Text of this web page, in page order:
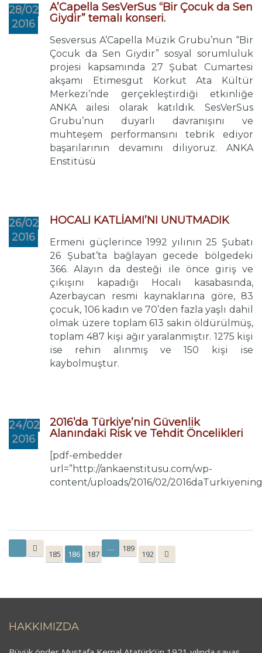
28/02
2016
A’Capella SesVerSus “Bir Çocuk da Sen
Giydir” temalı konseri.
Sesversus A’Capella Müzik Grubu’nun “Bir
Çocuk da Sen Giydir” sosyal sorumluluk
projesi kapsamında 27 Şubat Cumartesi
akşamı Etimesgut Korkut Ata Kültür
Merkezi’nde gerçekleştirdiği etkinliğe
ANKA ailesi olarak katıldık. SesVerSus
Grubu’nun duyarlı davranışını ve
muhteşem performansını tebrik ediyor
başarılarının devamını diliyoruz. ANKA
Enstitüsü
26/02
2016
HOCALI KATLİAMI’NI UNUTMADIK
Ermeni güçlerince 1992 yılının 25 Şubatı
26 Şubat’ta bağlayan gecede bölgedeki
366. Alayın da desteği ile önce giriş ve
çıkışını kapadığı Hocalı kasabasında,
Azerbaycan resmi kaynaklarına göre, 83
çocuk, 106 kadın ve 70’den fazla yaşlı dahil
olmak üzere toplam 613 sakin öldürülmüş,
toplam 487 kişi ağır yaralanmıştır. 1275 kişi
ise rehin alınmış ve 150 kişi ise
kaybolmuştur.
24/02
2016
2016’da Türkiye’nin Güvenlik
Alanındaki Risk ve Tehdit Öncelikleri
[pdf-embedder
url=”http://ankaenstitusu.com/wp-
content/uploads/2016/02/
185 186 187
… 189
192
HAKKIMIZDA